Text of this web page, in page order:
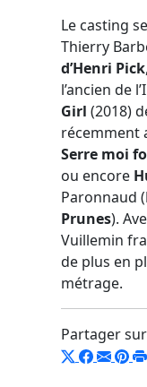
Le casting
Thierry
d’Henri Pick
l’ancien de
Girl (2018)
récemment
Serre moi
ou encore
Paronnaud (
Prunes).
Vuillemin
de plus en
métrage.
Partager sur